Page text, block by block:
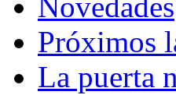
Novedades
Próximos
La puerta